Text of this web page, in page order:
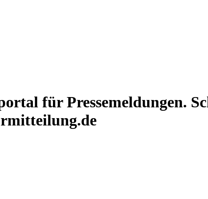
für Pressemeldungen.